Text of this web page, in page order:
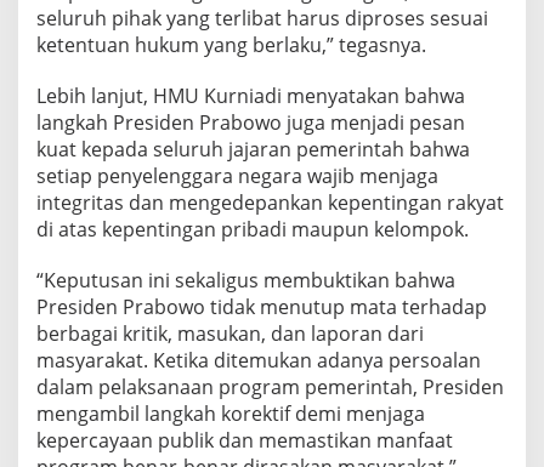
seluruh pihak yang terlibat harus diproses sesuai
ketentuan hukum yang berlaku,” tegasnya.
Lebih lanjut, HMU Kurniadi menyatakan bahwa
langkah Presiden Prabowo juga menjadi pesan
kuat kepada seluruh jajaran pemerintah bahwa
setiap penyelenggara negara wajib menjaga
integritas dan mengedepankan kepentingan rakyat
di atas kepentingan pribadi maupun kelompok.
“Keputusan ini sekaligus membuktikan bahwa
Presiden Prabowo tidak menutup mata terhadap
berbagai kritik, masukan, dan laporan dari
masyarakat. Ketika ditemukan adanya persoalan
dalam pelaksanaan program pemerintah, Presiden
mengambil langkah korektif demi menjaga
kepercayaan publik dan memastikan manfaat